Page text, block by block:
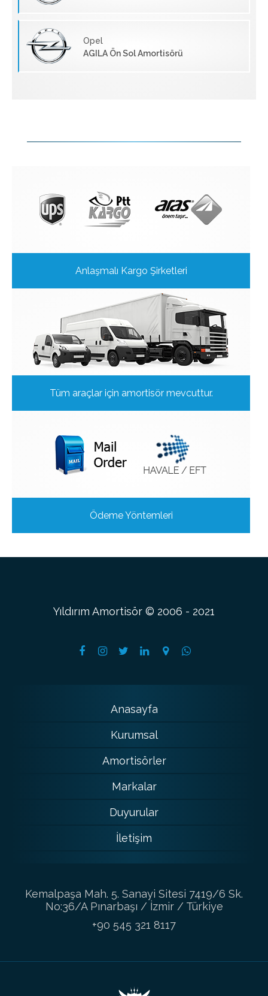
Opel
AGILA Ön Sol Amortisörü
Anlaşmalı Kargo Şirketleri
Tüm araçlar için amortisör mevcuttur.
Ödeme Yöntemleri
Yıldırım Amortisör © 2006 - 2021
Anasayfa
Kurumsal
Amortisörler
Markalar
Duyurular
İletişim
Kemalpaşa Mah. 5. Sanayi Sitesi 7419/6 Sk.
No:36/A Pınarbaşı / İzmir / Türkiye
+90 545 321 8117